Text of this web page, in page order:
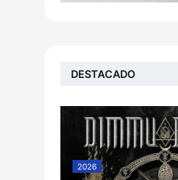
DESTACADO
2026